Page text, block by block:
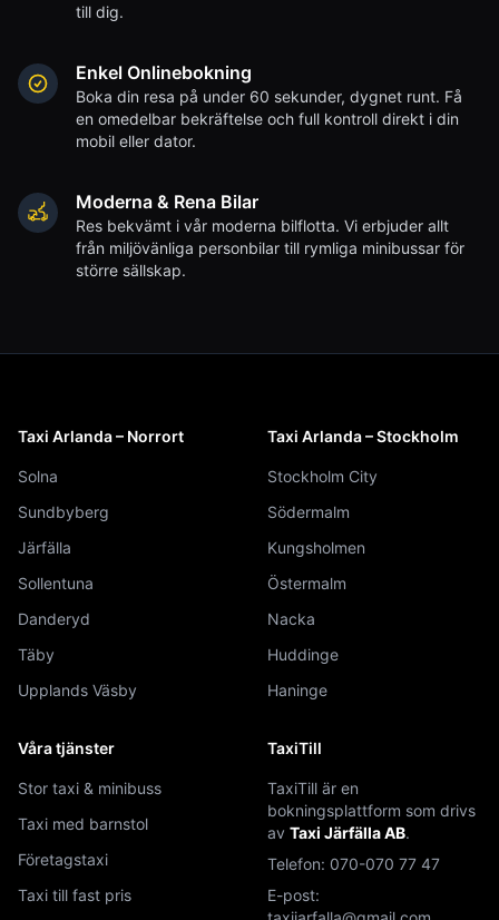
till dig.
Enkel Onlinebokning
Boka din resa på under 60 sekunder, dygnet runt. Få
en omedelbar bekräftelse och full kontroll direkt i din
mobil eller dator.
Moderna & Rena Bilar
Res bekvämt i vår moderna bilflotta. Vi erbjuder allt
från miljövänliga personbilar till rymliga minibussar för
större sällskap.
Taxi Arlanda – Norrort
Solna
Sundbyberg
Järfälla
Sollentuna
Danderyd
Täby
Upplands Väsby
Taxi Arlanda – Stockholm
Stockholm City
Södermalm
Kungsholmen
Östermalm
Nacka
Huddinge
Haninge
Våra tjänster
Stor taxi & minibuss
Taxi med barnstol
Företagstaxi
Taxi till fast pris
TaxiTill
TaxiTill är en
bokningsplattform som drivs
av Taxi Järfälla AB.
Telefon: 070-070 77 47
E-post: